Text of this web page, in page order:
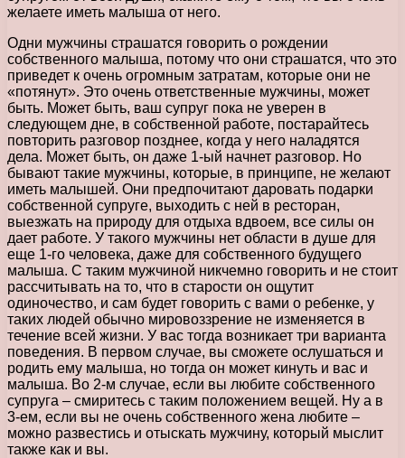
желаете иметь малыша от него.
Одни мужчины страшатся говорить о рождении
собственного малыша, потому что они страшатся, что это
приведет к очень огромным затратам, которые они не
«потянут». Это очень ответственные мужчины, может
быть. Может быть, ваш супруг пока не уверен в
следующем дне, в собственной работе, постарайтесь
повторить разговор позднее, когда у него наладятся
дела. Может быть, он даже 1-ый начнет разговор. Но
бывают такие мужчины, которые, в принципе, не желают
иметь малышей. Они предпочитают даровать подарки
собственной супруге, выходить с ней в ресторан,
выезжать на природу для отдыха вдвоем, все силы он
дает работе. У такого мужчины нет области в душе для
еще 1-го человека, даже для собственного будущего
малыша. С таким мужчиной никчемно говорить и не стоит
рассчитывать на то, что в старости он ощутит
одиночество, и сам будет говорить с вами о ребенке, у
таких людей обычно мировоззрение не изменяется в
течение всей жизни. У вас тогда возникает три варианта
поведения. В первом случае, вы сможете ослушаться и
родить ему малыша, но тогда он может кинуть и вас и
малыша. Во 2-м случае, если вы любите собственного
супруга – смиритесь с таким положением вещей. Ну а в
3-ем, если вы не очень собственного жена любите –
можно развестись и отыскать мужчину, который мыслит
также как и вы.